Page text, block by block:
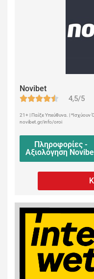
Novibet
4,5/5
21+ | Παίξε Υπεύθυνα. | *Ισχύουν
novibet.gr/info/oroi
Πληροφορίες -
Αξιολόγηση